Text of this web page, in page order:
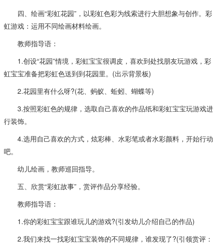
四、绘画“彩虹花园”，以彩虹色彩为线索进行大胆想象与创作。彩
虹游戏：运用不同绘画材料绘画。
教师指导语：
1.创设“花园”情境，彩虹宝宝很调皮，喜欢到处找朋友玩游戏，彩
虹宝宝准备把彩虹色送到到花园里。(出示背景板)
2.花园里有什么呀?(花、蚂蚁、蚯蚓、蝴蝶等)
3.按照彩虹色的规律，选取自己喜欢的作品纸和彩虹宝宝玩游戏进
行装饰。
4.选用自己喜欢的方式，炫彩棒、水彩笔或者水彩颜料，开始行动
吧。
幼儿绘画，教师巡回指导。
五、欣赏“彩虹故事”，赏评作品分享经验。
教师指导语：
1.你的彩虹宝宝跟谁玩儿的游戏?(引发幼儿介绍自己的作品)
2.我们来找一找彩虹宝宝装饰的不同规律，谁发现了?(引领赏评：